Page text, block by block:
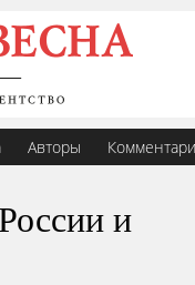
Авторы
и